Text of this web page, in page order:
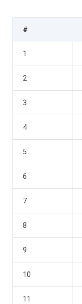
#
1
2
3
4
5
6
7
8
9
10
11